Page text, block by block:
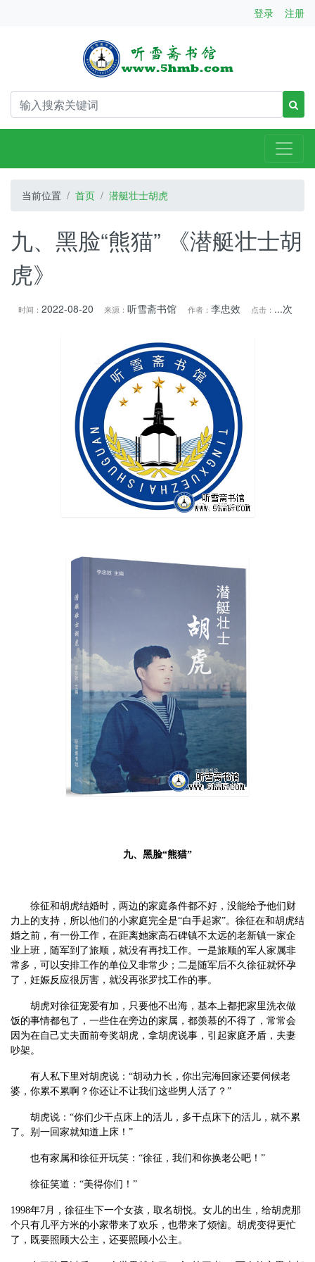
登录 注册
当前位置 首页 潜艇壮士胡虎
九、黑脸“熊猫” 《潜艇壮士胡
虎》
时间：2022-08-20 来源：听雪斋书馆 作者： 李忠效 点击： ...次
九、黑脸“熊猫”
徐征和胡虎结婚时，两边的家庭条件都不好，没能给予他们财
力上的支持，所以他们的小家庭完全是“白手起家”。徐征在和胡虎结
婚之前，有一份工作，在距离她家高石碑镇不太远的老新镇一家企
业上班，随军到了旅顺，就没有再找工作。一是旅顺的军人家属非
常多，可以安排工作的单位又非常少；二是随军后不久徐征就怀孕
了，妊娠反应很厉害，就没再张罗找工作的事。
胡虎对徐征宠爱有加，只要他不出海，基本上都把家里洗衣做
饭的事情都包了，一些住在旁边的家属，都羡慕的不得了，常常会
因为在自己丈夫面前夸奖胡虎，拿胡虎说事，引起家庭矛盾，夫妻
吵架。
有人私下里对胡虎说： “胡动力长，你出完海回家还要伺候老
婆，你累不累啊？你还让不让我们这些男人活了？”
胡虎说： “你们少干点床上的活儿，多干点床下的活儿，就不累
了。别一回家就知道上床！”
也有家属和徐征开玩笑： “徐征，我们和你换老公吧！”
徐征笑道： “美得你们！”
1998年7月，徐征生下一个女孩，取名胡悦。女儿的出生，给胡虎那
个只有几平方米的小家带来了欢乐，也带来了烦恼。胡虎变得更忙
了，既要照顾大公主，还要照顾小公主。